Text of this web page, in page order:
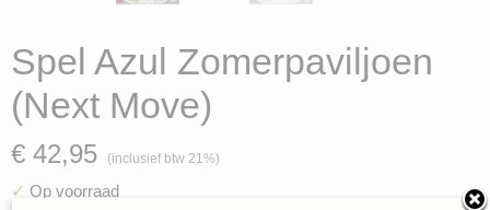
Spel Azul Zomerpaviljoen
(Next Move)
€ 42,95 (inclusief btw 21%)
✓ Op voorraad